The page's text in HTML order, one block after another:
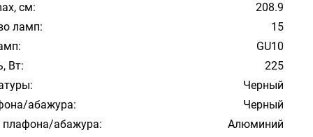
см:
208.9
ламп:
15
GU10
Вт:
225
Черный
абажура:
Черный
плафона/абажура:
Алюминий